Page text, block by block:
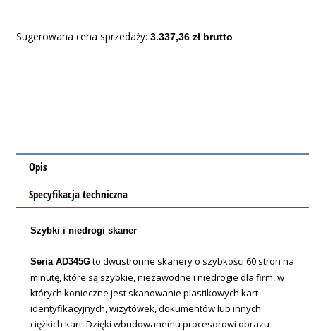
Sugerowana cena sprzedaży: 3.337,36zł brutto
Opis
Specyfikacja techniczna
Szybki i niedrogi skaner
Seria AD345Gto dwustronne skanery o szybkości 60 stron na
minutę, które są szybkie, niezawodne i niedrogie dla firm, w
których konieczne jest skanowanie plastikowych kart
identyfikacyjnych, wizytówek, dokumentów lub innych
ciężkich kart. Dzięki wbudowanemu procesorowi obrazu